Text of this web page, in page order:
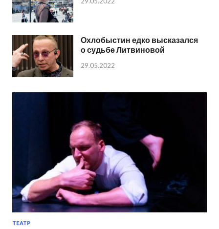
Охлобыстин едко высказался
о судьбе Литвиновой
29.05.2022
ТЕАТР